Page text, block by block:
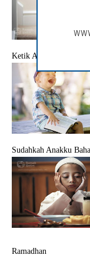
Ketik Anak Punya Fobia
Sudahkah Anakku
Ramadhan